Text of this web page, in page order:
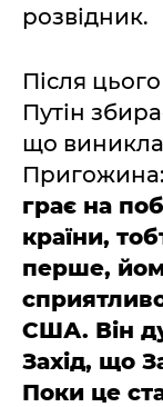
розвідник.
Після
Путін
що виникла
Пригожина:
грає на
країни,
перше,
США. Він
Захід, що
Поки це